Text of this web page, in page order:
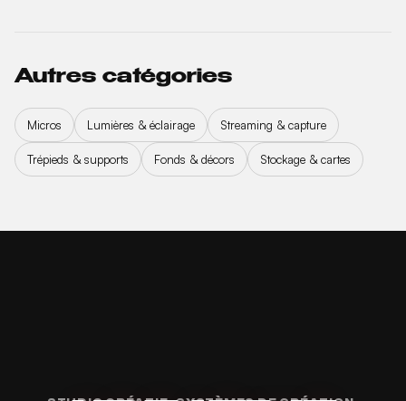
Autres catégories
Micros Lumières & éclairage Streaming & capture
Trépieds & supports Fonds & décors Stockage & cartes